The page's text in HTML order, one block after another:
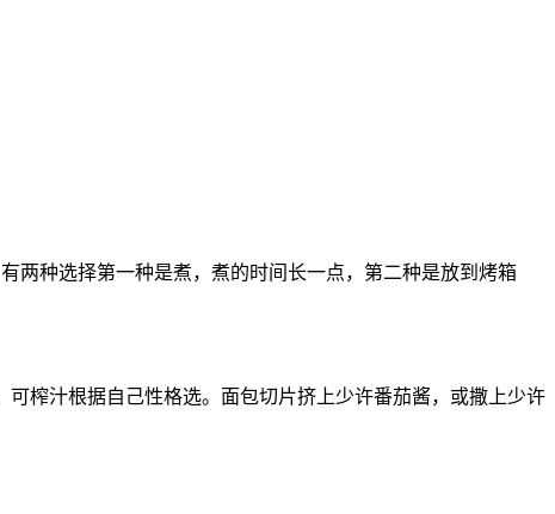
两种选择第一种是煮，煮的时间长一点，第二种是放到烤箱
榨汁根据自己性格选。面包切片挤上少许番茄酱，或撒上少许